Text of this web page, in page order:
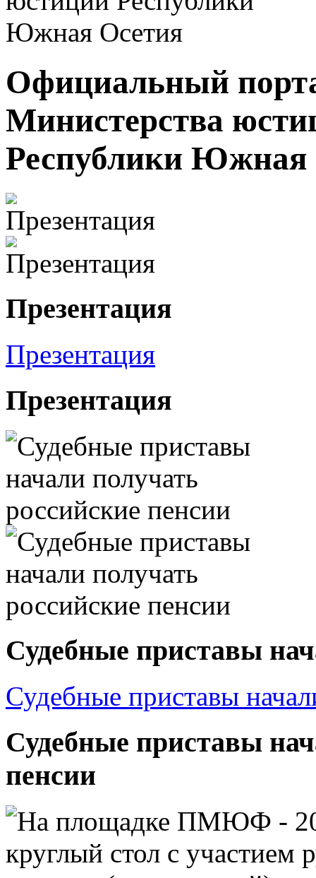
Официальный
Министерства
Республики Южная
Презентация
Презентация
Презентация
Судебные приставы
Судебные приставы
Судебные приставы
пенсии